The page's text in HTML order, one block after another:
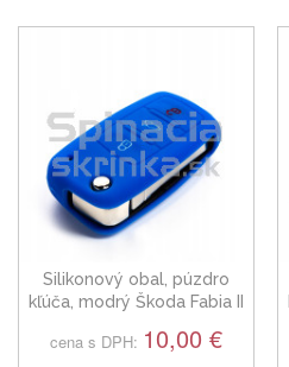
Silikonový obal, púzdro
kľúča, modrý Škoda Fabia II
cena s DPH: 10,00 €